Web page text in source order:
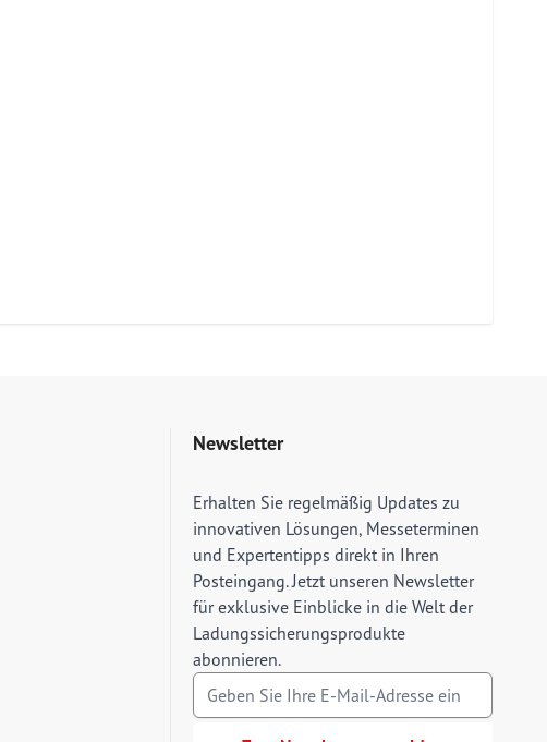
Newsletter
Erhalten Sie regelmäßig Updates zu
innovativen Lösungen, Messeterminen
und Expertentipps direkt in Ihren
Posteingang. Jetzt unseren Newsletter
für exklusive Einblicke in die Welt der
Ladungssicherungsprodukte
abonnieren.
E-Mail Adresse